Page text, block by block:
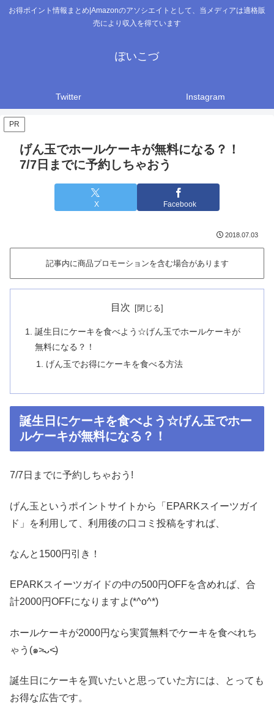
お得ポイント情報まとめ|Amazonのアソシエイトとして、当メディアは適格販
売により収入を得ています
ぽいこづ
Twitter Instagram
PR
げん玉でホールケーキが無料になる？！
7/7日までに予約しちゃおう
X Facebook
2018.07.03
記事内に商品プロモーションを含む場合があります
目次
誕生日にケーキを食べよう☆げん玉でホールケーキが
無料になる？！
げん玉でお得にケーキを食べる方法
誕生日にケーキを食べよう☆げん玉でホー
ルケーキが無料になる？！
7/7日までに予約しちゃおう!
げん玉というポイントサイトから「EPARKスイーツガイ
ド」を利用して、利用後の口コミ投稿をすれば、
なんと1500円引き！
EPARKスイーツガイドの中の500円OFFを含めれば、合
計2000円OFFになりますよ(*^o^*)
ホールケーキが2000円なら実質無料でケーキを食べれち
ゃう(๑˃̵ᴗ˂̵)
誕生日にケーキを買いたいと思っていた方には、とっても
お得な広告です。